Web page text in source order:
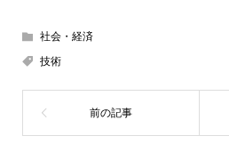
社会・経済
技術